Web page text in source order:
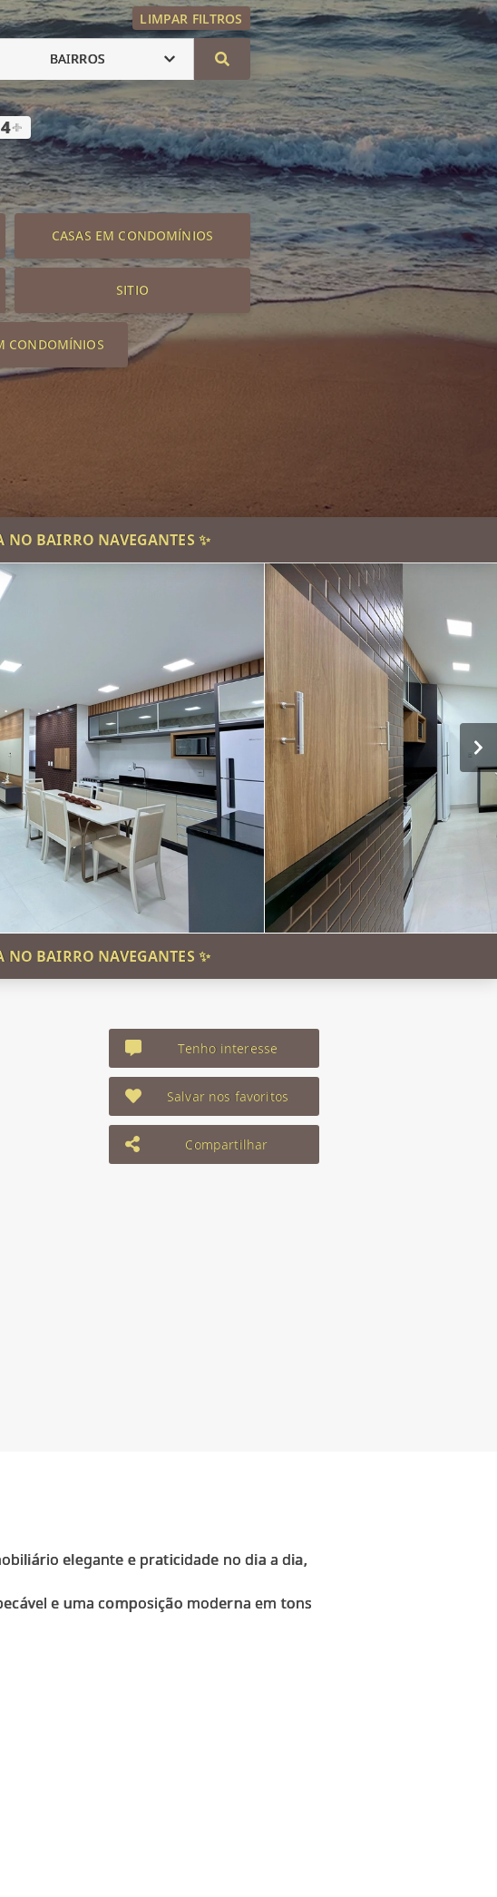
LIMPAR FILTROS
BAIRROS
4+
CASAS EM CONDOMÍNIOS
SITIO
CONDOMÍNIOS
NO BAIRRO NAVEGANTES ✨
NO BAIRRO NAVEGANTES ✨
Tenho interesse
Salvar nos favoritos
Compartilhar
elegante e praticidade no dia a dia,
e uma composição moderna em tons